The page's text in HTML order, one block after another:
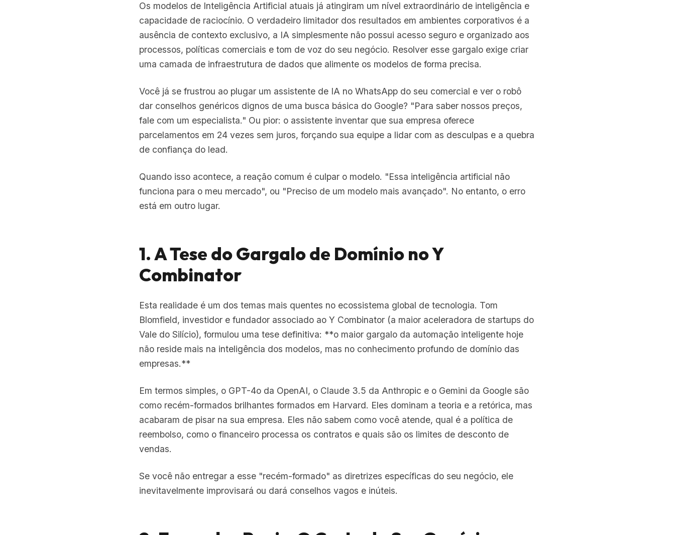
Os modelos de Inteligência Artificial atuais já atingiram um nível extraordinário de inteligência e
capacidade de raciocínio. O verdadeiro limitador dos resultados em ambientes corporativos é a
ausência de contexto exclusivo, a IA simplesmente não possui acesso seguro e organizado aos
processos, políticas comerciais e tom de voz do seu negócio. Resolver esse gargalo exige criar
uma camada de infraestrutura de dados que alimente os modelos de forma precisa.
Você já se frustrou ao plugar um assistente de IA no WhatsApp do seu comercial e ver o robô
dar conselhos genéricos dignos de uma busca básica do Google? "Para saber nossos preços,
fale com um especialista." Ou pior: o assistente inventar que sua empresa oferece
parcelamentos em 24 vezes sem juros, forçando sua equipe a lidar com as desculpas e a quebra
de confiança do lead.
Quando isso acontece, a reação comum é culpar o modelo. "Essa inteligência artificial não
funciona para o meu mercado", ou "Preciso de um modelo mais avançado". No entanto, o erro
está em outro lugar.
1. A Tese do Gargalo de Domínio no Y
Combinator
Esta realidade é um dos temas mais quentes no ecossistema global de tecnologia. Tom
Blomfield, investidor e fundador associado ao Y Combinator (a maior aceleradora de startups do
Vale do Silício), formulou uma tese definitiva: **o maior gargalo da automação inteligente hoje
não reside mais na inteligência dos modelos, mas no conhecimento profundo de domínio das
empresas.**
Em termos simples, o GPT-4o da OpenAI, o Claude 3.5 da Anthropic e o Gemini da Google são
como recém-formados brilhantes formados em Harvard. Eles dominam a teoria e a retórica, mas
acabaram de pisar na sua empresa. Eles não sabem como você atende, qual é a política de
reembolso, como o financeiro processa os contratos e quais são os limites de desconto de
vendas.
Se você não entregar a esse "recém-formado" as diretrizes específicas do seu negócio, ele
inevitavelmente improvisará ou dará conselhos vagos e inúteis.